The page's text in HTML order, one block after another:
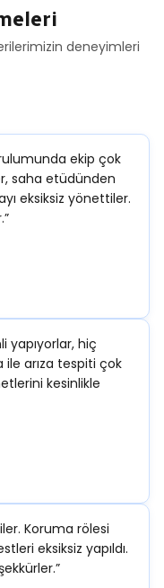
deneyimleri
ekip çok
saha etüdünden
eksiksiz yönettiler.
yapıyorlar, hiç
arıza tespiti çok
kesinlikle
Koruma rölesi
eksiksiz yapıldı.